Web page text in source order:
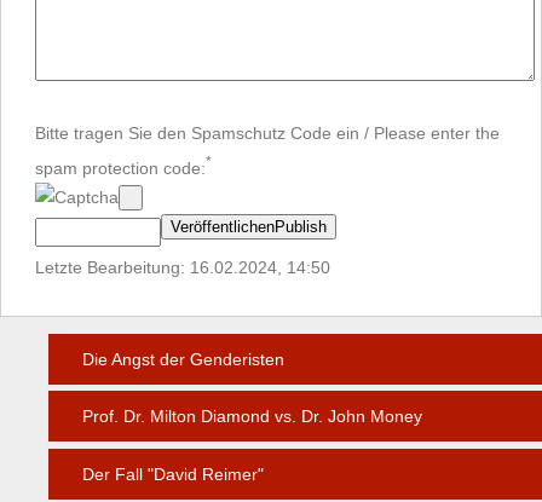
Bitte tragen Sie den Spamschutz Code ein / Please enter the
spam protection code:*
Letzte Bearbeitung: 16.02.2024, 14:50
Die Angst der Genderisten
Prof. Dr. Milton Diamond vs. Dr. John Money
Der Fall "David Reimer"